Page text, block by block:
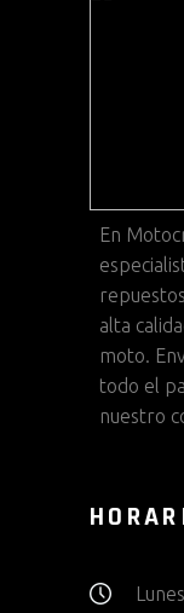
En
alta
moto.
todo el
nuestro